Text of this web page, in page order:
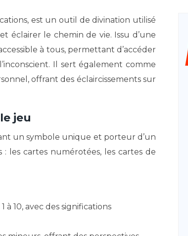
éclairer le chemin de vie. Issu d’une
à tous, permettant d’accéder
Il sert également comme
offrant des éclaircissements sur
jeu
un symbole unique et porteur d’un
: les cartes numérotées, les cartes de
10, avec des significations